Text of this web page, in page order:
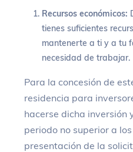
Recursos económicos:
tienes suficientes
mantenerte a ti y a tu
necesidad de trabajar.
Para la concesión de
residencia para
hacerse dicha inversión
periodo no superior a
presentación de la